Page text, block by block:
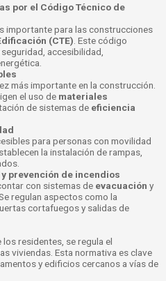
por el Código Técnico de
importante para las construcciones
(CTE) . Este código
accesibilidad,
más importante en la construcción.
el uso de materiales
de sistemas de eficiencia
para personas con movilidad
la instalación de rampas,
prevención de incendios
con sistemas de evacuación y
regulan aspectos como la
cortafuegos y salidas de
residentes, se regula el
viviendas. Esta normativa es clave
y edificios cercanos a vías de